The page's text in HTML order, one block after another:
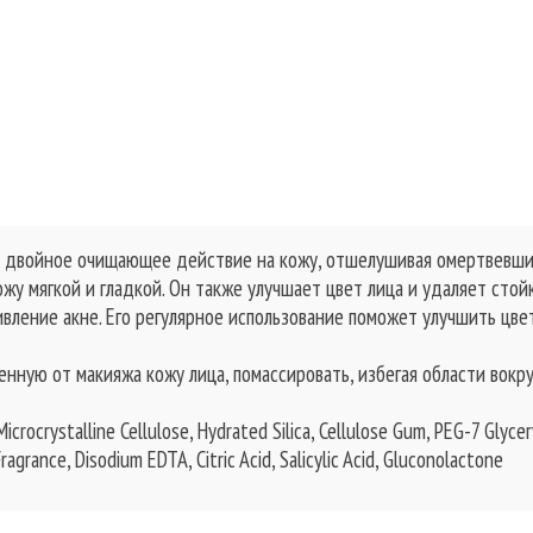
очищающее действие на кожу, отшелушивая
мягкой и гладкой. Он также улучшает цвет лица и удаляет
акне. Его регулярное использование поможет улучшить
от макияжа кожу лица, помассировать, избегая области
Cellulose, Hydrated Silica, Cellulose Gum, PEG-7
Disodium EDTA, Citric Acid, Salicylic Acid, Gluconolactone